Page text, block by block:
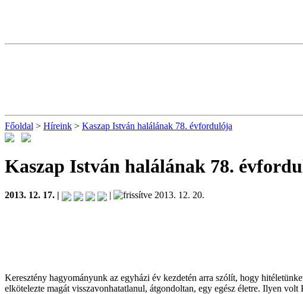
Főoldal > Híreink > Kaszap István halálának 78. évfordulója
Kaszap István halálának 78.
2013. 12. 17. | | 2013. 12. 20.
Keresztény hagyományunk az egyházi év kezdetén arra szólít, hogy
elkötelezte magát visszavonhatatlanul, átgondoltan, egy egész életre. Ilyen